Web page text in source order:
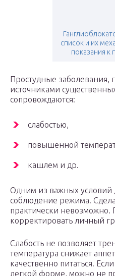
список и их
показания
Простудные заболевания,
источниками
сопровождаются:
слабостью,
повышенной
кашлем и др.
Одним из важных условий
соблюдение режима.
практически невозможно.
корректировать личный
Слабость не позволяет
температура снижает
качественно питаться.
легкой форме, можно не